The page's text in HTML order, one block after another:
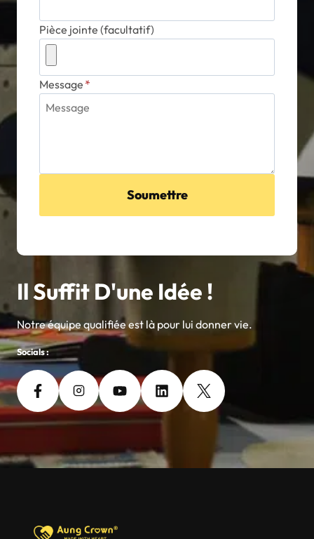
Pièce jointe (facultatif)
Message *
Soumettre
Il Suffit D'une Idée !
Notre équipe qualifiée est là pour lui donner vie.
Socials :